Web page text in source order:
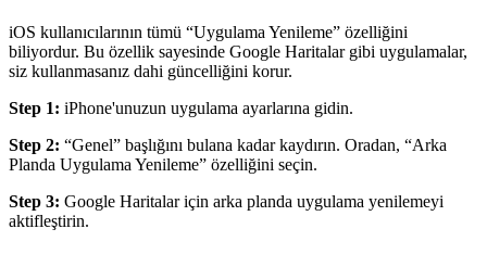
iOS kullanıcılarının tümü “Uygulama Yenileme” özelliğini
biliyordur. Bu özellik sayesinde Google Haritalar gibi uygulamalar,
siz kullanmasanız dahi güncelliğini korur.
Step 1: iPhone'unuzun uygulama ayarlarına gidin.
Step 2: “Genel” başlığını bulana kadar kaydırın. Oradan, “Arka
Planda Uygulama Yenileme” özelliğini seçin.
Step 3: Google Haritalar için arka planda uygulama yenilemeyi
aktifleştirin.